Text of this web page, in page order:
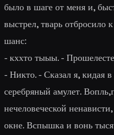
было в шаге от меня и,
выстрел, тварь отбросило
шанс:
- кххто тыыы. -
- Никто. - Сказал я, кидая
серебряный амулет.
нечеловеческой
окне. Вспышка и вонь